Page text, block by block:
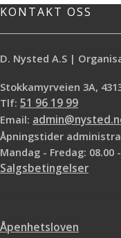
KONTAKT OSS
D. Nysted A.S |
Stokkamyrveien 3A,
Tlf: 51 96 19 99
Email:
Åpningstider
Mandag - Fredag: 08.00
Salgsbetingelser
Åpenhetsloven